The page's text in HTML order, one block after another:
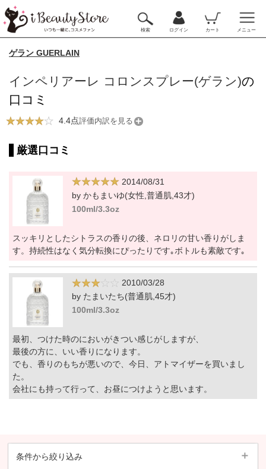
検索 ログイン カート メニュー
ゲラン GUERLAIN
インペリアーレ コロンスプレー(ゲラン)の
口コミ
4.4点評価内訳を見る
厳選口コミ
2014/08/31
by かもまいゆ(女性,普通肌,43才)
100ml/3.3oz
スッキリとしたシトラスの香りの後、ネロリの甘い香りがしま
す。持続性はなく気分転換にぴったりです｡ボトルも素敵です｡
2010/03/28
by たまいたち(普通肌,45才)
100ml/3.3oz
最初、つけた時のにおいがきつい感じがしますが、
最後の方に、いい香りになります。
でも、香りのもちが悪いので、今日、アトマイザーを買いまし
た。
会社にも持って行って、お昼につけようと思います。
条件から絞り込み